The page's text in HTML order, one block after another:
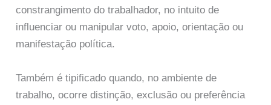
constrangimento do trabalhador, no intuito de
influenciar ou manipular voto, apoio, orientação ou
manifestação política.
Também é tipificado quando, no ambiente de
trabalho, ocorre distinção, exclusão ou preferência